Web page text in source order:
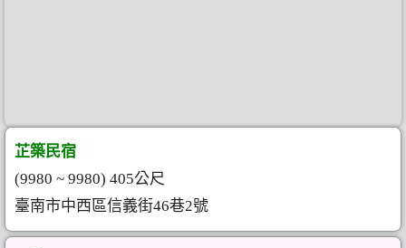
芷築民宿
(9980 ~ 9980) 405公尺
臺南市中西區信義街46巷2號